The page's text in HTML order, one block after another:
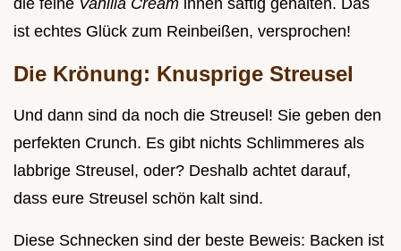
die feine Vanilla Cream innen saftig gehalten. Das
ist echtes Glück zum Reinbeißen, versprochen!
Die Krönung: Knusprige Streusel
Und dann sind da noch die Streusel! Sie geben den
perfekten Crunch. Es gibt nichts Schlimmeres als
labbrige Streusel, oder? Deshalb achtet darauf,
dass eure Streusel schön kalt sind.
Diese Schnecken sind der beste Beweis: Backen ist